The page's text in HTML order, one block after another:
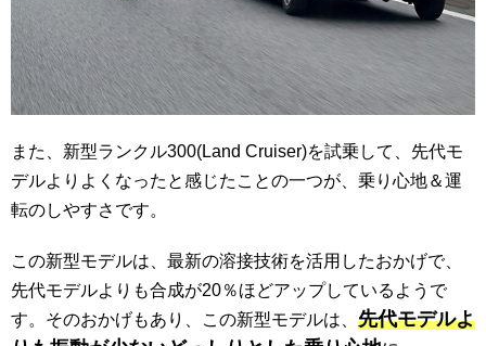
また、新型ランクル300(Land Cruiser)を試乗して、先代モ
デルよりよくなったと感じたことの一つが、乗り心地＆運
転のしやすさです。
この新型モデルは、最新の溶接技術を活用したおかげで、
先代モデルよりも合成が20％ほどアップしているようで
す。そのおかげもあり、この新型モデルは、 先代モデルよ